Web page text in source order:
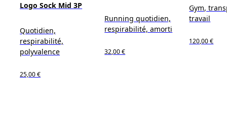
Logo Sock Mid 3P
Quotidien,
respirabilité,
polyvalence
25,00 €
Running quotidien,
respirabilité, amorti
32,00 €
Gym,
travail
120,00 €